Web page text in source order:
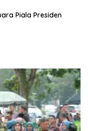
Piala Presiden